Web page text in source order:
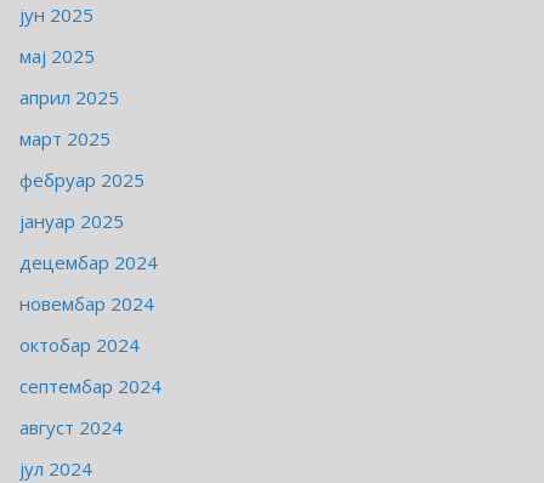
јун 2025
мај 2025
април 2025
март 2025
фебруар 2025
јануар 2025
децембар 2024
новембар 2024
октобар 2024
септембар 2024
август 2024
јул 2024